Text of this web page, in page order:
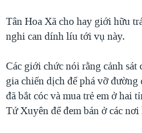
NGƯ DÂN VIỆT VÀ LÀN SÓNG TRỘM
QUAN HỆ VIỆT MỸ
Tân Hoa Xã cho hay giới hữu
nghi can dính líu tới vụ này.
Các giới chức nói rằng cảnh sát
gia chiến dịch để phá vỡ
đã bắt cóc và mua trẻ em ở hai
Tứ Xuyên để đem bán ở các nơi